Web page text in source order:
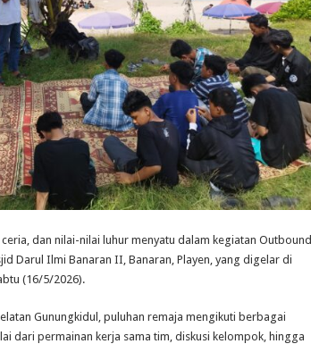
dan nilai-nilai luhur menyatu dalam kegiatan Outbound
Darul Ilmi Banaran II, Banaran, Playen, yang digelar di
(16/5/2026).
Gunungkidul, puluhan remaja mengikuti berbagai
dari permainan kerja sama tim, diskusi kelompok, hingga